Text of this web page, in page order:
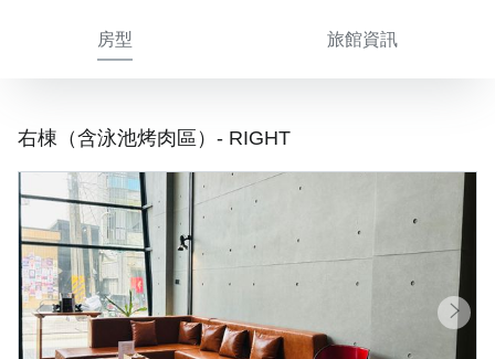
房型 旅館資訊
右棟（含泳池烤肉區）- RIGHT